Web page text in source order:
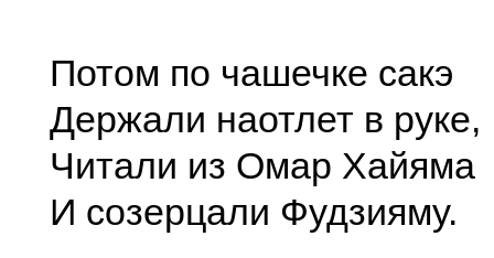
Потом по чашечке сакэ
Держали наотлет в руке,
Читали из Омар Хайяма
И созерцали Фудзияму.